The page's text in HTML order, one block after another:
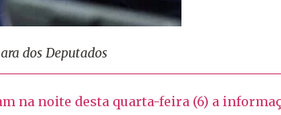
dos Deputados
na noite desta quarta-feira (6) a